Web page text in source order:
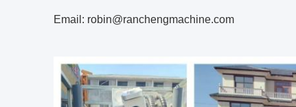
Email: robin@ranchengmachine.com